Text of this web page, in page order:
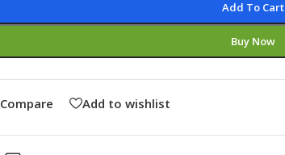
Add To Cart
Buy Now
Compare Add to wishlist